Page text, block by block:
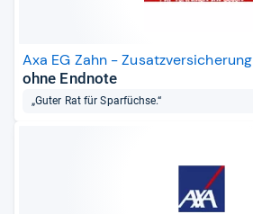
Axa EG Zahn - Zusatzversicherung
ohne Endnote
„Guter Rat für Sparfüchse.“